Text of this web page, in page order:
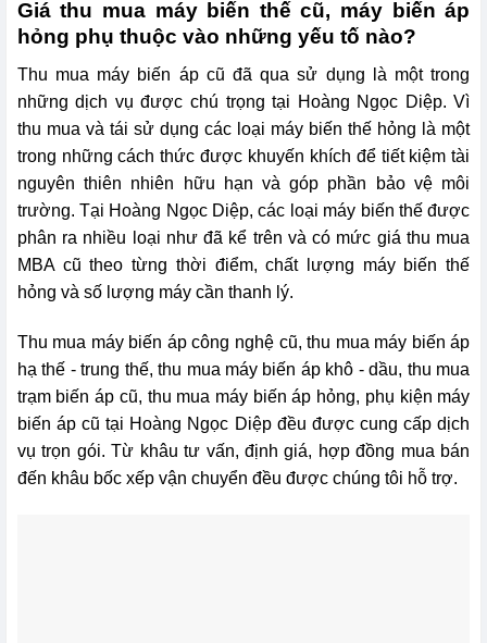
Giá thu mua máy biến thế cũ, máy biến áp
hỏng phụ thuộc vào những yếu tố nào?
Thu mua máy biến áp cũ đã qua sử dụng là một trong
những dịch vụ được chú trọng tại Hoàng Ngọc Diệp. Vì
thu mua và tái sử dụng các loại máy biến thế hỏng là một
trong những cách thức được khuyến khích để tiết kiệm tài
nguyên thiên nhiên hữu hạn và góp phần bảo vệ môi
trường. Tại Hoàng Ngọc Diệp, các loại máy biến thế được
phân ra nhiều loại như đã kể trên và có mức giá thu mua
MBA cũ theo từng thời điểm, chất lượng máy biến thế
hỏng và số lượng máy cần thanh lý.
Thu mua máy biến áp công nghệ cũ, thu mua máy biến áp
hạ thế - trung thế, thu mua máy biến áp khô - dầu, thu mua
trạm biến áp cũ, thu mua máy biến áp hỏng, phụ kiện máy
biến áp cũ tại Hoàng Ngọc Diệp đều được cung cấp dịch
vụ trọn gói. Từ khâu tư vấn, định giá, hợp đồng mua bán
đến khâu bốc xếp vận chuyển đều được chúng tôi hỗ trợ.